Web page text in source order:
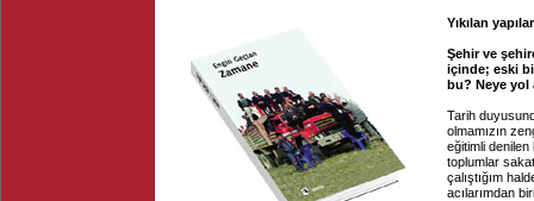
Yıkılan
Şehir ve
içinde; eski
bu? Neye yol
Tarih
olmamızın
eğitimli
toplumlar
çalıştığım
acılarımdan